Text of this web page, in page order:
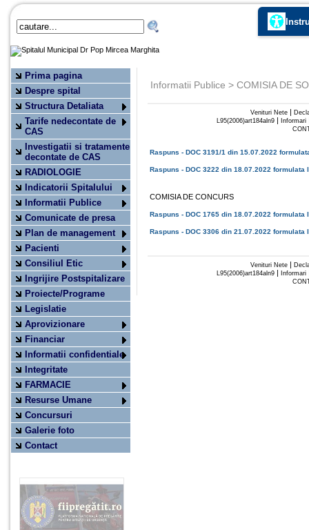
Prima pagina
Despre spital
Structura Detaliata
Tarife nedecontate de
CAS
Investigatii si tratamente
decontate de CAS
RADIOLOGIE
Indicatorii Spitalului
Informatii Publice
Comunicate de presa
Plan de management
Pacienti
Consiliul Etic
Ingrijire Postspitalizare
Proiecte/Programe
Legislatie
Aprovizionare
Financiar
Informatii confidentiale
Integritate
FARMACIE
Resurse Umane
Concursuri
Galerie foto
Contact
Informatii Publice > COMISIA DE
Venituri Nete |
L95(2006)art184aln9 | Informari
Raspuns - DOC 3191/1 din 15.07.2022
Raspuns - DOC 3222 din 18.07.2022
COMISIA DE CONCURS
Raspuns - DOC 1765 din 18.07.2022
Raspuns - DOC 3306 din 21.07.2022
Venituri Nete |
L95(2006)art184aln9 | Informari